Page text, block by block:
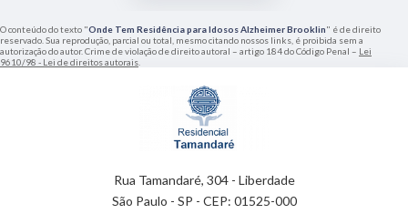
O conteúdo do texto "Onde Tem Residência para Idosos Alzheimer Brooklin" é de direito
reservado. Sua reprodução, parcial ou total, mesmo citando nossos links, é proibida sem a
autorização do autor. Crime de violação de direito autoral – artigo 184 do Código Penal – Lei
9610/98 - Lei de direitos autorais
Rua Tamandaré, 304 - Liberdade
São Paulo - SP - CEP: 01525-000